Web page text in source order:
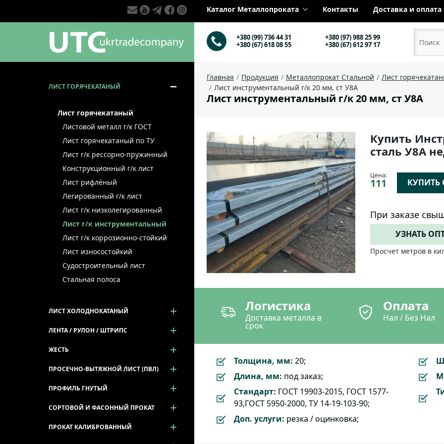
Каталог Металлопроката Контакты Доставка и оплата
+380 (99) 736 44 31
+380 (97) 988 25 99
+380 (67) 618 08 55
+380 (67) 612 97 17
Главная Продукция Металлопрокат Стальной
Лист
Лист инструментальный г/к 20 мм, ст У8А
Лист инструментальный г/к 20 мм, ст У8А
Купить
сталь У8А
Цена:
111 КУПИТЬ
При заказе
УЗНАТЬ
Просчет метров в
Логистика
Доставка металла в
срок
Оплата
Нал / Без Нал
Толщина, мм: 20;
Длина, мм: под заказ;
Стандарт: ГОСТ 19903-2015, ГОСТ 1577-
93,ГОСТ 5950-2000, ТУ 14-19-103-90;
Доп. услуги: резка / оцинковка;
ЛИСТ ГОРЯЧЕКАТАНЫЙ
Лист горячекатаный
Листовой металл г/к ГОСТ
Лист горячекатаный по ТУ
Лист г/к рессорно-пружинный
Конструкционный г/к лист
Лист рифлёный
Легированный г/к лист
Лист г/к низколегированный
Лист г/к инструментальный
Лист г/к коррозионно-стойкий
Лист износостойкий
Судостроительный лист
Стальная полоса
ЛИСТ ХОЛОДНОКАТАНЫЙ
ЛЕНТА / РУЛОН / ШТРИПС
ЖЕСТЬ
ПРОСЕЧНО-ВЫТЯЖНОЙ ЛИСТ (ПВЛ)
ПРОФИЛЬ ГНУТЫЙ
СОРТОВОЙ И ФАСОННЫЙ ПРОКАТ
ПРОКАТ КАЛИБРОВАННЫЙ